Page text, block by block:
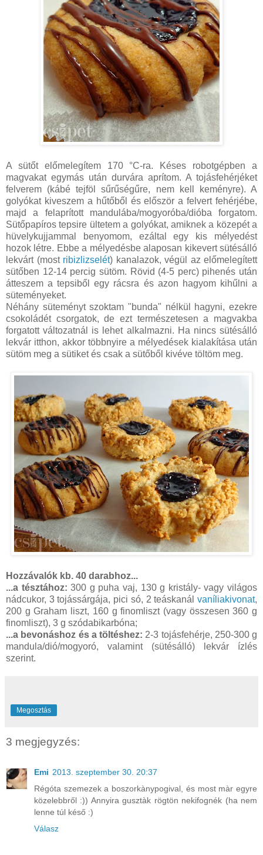
A sütőt előmelegítem 170 °C-ra. Késes robotgépben a
magvakat egymás után durvára aprítom. A tojásfehérjéket
felverem (kábé tejföl sűrűségűre, nem kell keményre). A
golyókat kiveszem a hűtőből és először a felvert fehérjébe,
majd a felaprított mandulába/mogyoróba/dióba forgatom.
Sütőpapíros tepsire ültetem a golyókat, amiknek a közepét a
hüvelykujjammal benyomom, ezáltal egy kis mélyedést
hozok létre. Ebbe a mélyedésbe alaposan kikevert sütésálló
lekvárt (most ribizlizselét) kanalazok, végül az előmelegített
sütőben 12-14 percig sütöm. Rövid (4-5 perc) pihenés után
átteszem a tepsiből egy rácsra és azon hagyom kihűlni a
süteményeket.
Néhány süteményt szoktam "bunda" nélkül hagyni, ezekre
csokoládét csorgatok, de ezt természetesen a magvakba
forgatott változatnál is lehet alkalmazni. Ha nincs sütésálló
lekvár itthon, akkor többnyire a mélyedések kialakítása után
sütöm meg a sütiket és csak a sütőből kivéve töltöm meg.
Hozzávalók kb. 40 darabhoz...
...a tésztához: 300 g puha vaj, 130 g kristály- vagy világos
nádcukor, 3 tojássárgája, pici só, 2 teáskanál vaníliakivonat,
200 g Graham liszt, 160 g finomliszt (vagy összesen 360 g
finomliszt), 3 g szódabikarbóna;
...a bevonáshoz és a töltéshez: 2-3 tojásfehérje, 250-300 g
mandula/dió/mogyoró, valamint (sütésálló) lekvár ízlés
szerint.
Megosztás
3 megjegyzés:
Emi 2013. szeptember 30. 20:37
Régóta szemezek a boszorkànypogival, és most màr egyre
közelebbről :)) Annyira gusztàk rögtön nekifognék (ha nem
lenne túl késő :)
Válasz